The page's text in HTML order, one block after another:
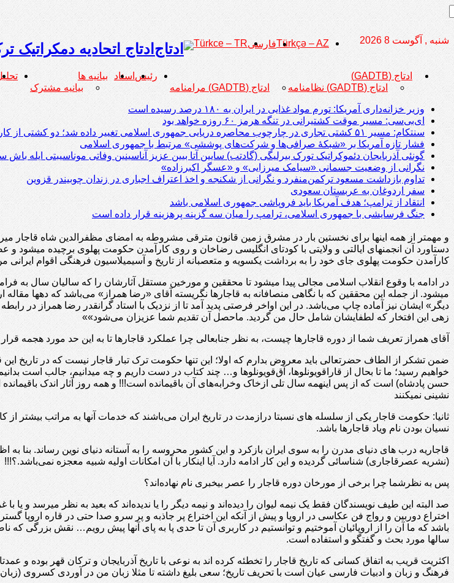
شنبه , آگوست 8 2026 Türkçə – AZفارسیTürkce – TR ادتاج اتحادیه دمکراتیک
ادتاج (GADTB)
ادتاج (GADTB) نظامنامه
ادتاج (GADTB) مرامنامه
رئیس اسناد
بیانیه ها
بیانیه مشترک
وزیر خزانه‌داری آمریکا: تورم مواد غذایی در ایران به ۱۸۰ درصد رسیده است
ای‌بی‌سی: مسیر موقت کشتیرانی در تنگه هرمز ۶۰ روزه خواهد بود
سنتکام: مسیر ۵۱ کشتی تجاری در چارچوب محاصره دریایی جمهوری اسلامی تغییر داده شد؛ دو کشتی از کار افتادند
فشار تازه آمریکا بر «شبکۀ صرافی‌ها و شرکت‌های پوششی» مرتبط با جمهوری اسلامی
گونئی آذربایجان دئموکراتیک تورک بیرلیگی (گادتب) سایین آتا بیین عزیز آناسینین وفاتی موناسیبتی ایله
نگرانی از وضعیت جسمانی «سیامک میرزایی» و «عسگر اکبرزاده»
تداوم بازداشت مسعود ترکمن‌منفرد و نگرانی از شکنجه و اخذ اعتراف اجباری در زندان چوبیندر قزوین
سفر اردوغان به عربستان‌ سعودی
انتقاد از ترامپ؛ هدف آمریکا باید فروپاشی جمهوری اسلامی باشد
جنگ فرسایشی با جمهوری اسلامی، ترامپ را میان سه گزینه پرهزینه قرار داده است
و مهمتر از همه اینها برای نخستین بار در مشرق زمین قانون مترقی مشروطه به امضای مظفرالدین شاه قاجار
دستاورد آن انجمنهای ایالتی و ولایتی با کودتای انگلیسی رضاخان و روی کارآمدن حکومت پهلوی برچیده
کارآمدن حکومت پهلوی جای خود را به برداشت یکسویه و متعصبانه از تاریخ و آسیمیلاسیون فرهنگی اقوام ایرانی من
در ادامه با وقوع انقلاب اسلامی مجالی پیدا میشود تا محققین و مورخین مستقل آثارشان را که سالیان سال به
میشود. از جمله این محققین که با نگاهی منصافانه به قاجارها نگریسته آقای «رضا همراز» می‌باشد که دهها
دیگر» ایشان نیز آماده چاپ می‌باشد. در این اواخر فرصتی پدید آمد تا از نزدیک با استاد گرانقدر رضا همراز در
زهی این افتخار که لطفایشان شامل حال من گردید. ماحصل آن تقدیم شما عزیزان می‌شود»»
آقای همراز تعریف شما از دوره قاجارها چیست، به نظر جنابعالی چرا عملکرد قاجارها تا به این حد مورد هجمه
ضمن تشکر از الطاف حضرتعالی باید معروض بدارم که اولا؛ این تنها حکومت ترک تبار قاجار نیست که در تاریخ
خواهیم رسید؛ ما تا بحال از قارا‌قویونلوها، آق‌قویونلوها و… چند کتاب در دست داریم و چه میدانیم، جالب است
حسن پادشاه) است که از پس اینهمه سال تلی ازخاک وخرابه‌های آن باقیمانده است!!! و همه روز آثار اندک
نشینی نمیکنند
ثانیا: حکومت قاجار یکی از سلسله‌ های نسبتا درازمدت در تاریخ ایران می‌باشند که خدمات آنها به مراتب بیشتر از
نسیان بودن نام ویاد قاجارها باشد.
(نشریه عصرقاجاری) شناسائی گردیده و این کار ادامه دارد. آیا اینکار با آن امکانات اولیه شبیه معجزه نمی‌باشد.؟!!!
پس به نظرشما چرا برخی از مورخان دوره قاجار را عصر بیخبری نام نهاده‌اند؟
صد البته این طیف نویسندگان فقط یک نیمه لیوان را دیده‌اند و نیمه دیگر را یا ندیده‌اند که بعید به نظر میرسد و
اختراع دوربین و رواج فن عکاسی در اروپا و پیش از آنکه این اختراع پر جاذبه و پر سرو صدا حتی در قاره
باشد که ما آن را از اروپائیان آموختیم و توانستیم در کاربری آن تا حدی پا به پای آنها پیش رویم… نقش بزرگی
سالها مورد بحث و گفتگو و استفاده است.
اکثریت قریب به اتفاق کسانی که تاریخ قاجار را تخطئه کرده اند به نوعی با تاریخ آذربایجان و ترکان قهر بوده و
فرهنگ و زبان و ادبیات فارسی عیان است با تحریف تاریخ؛ سعی بلیغ داشته تا مثلا زبان من در آوردی کسروی (زبان